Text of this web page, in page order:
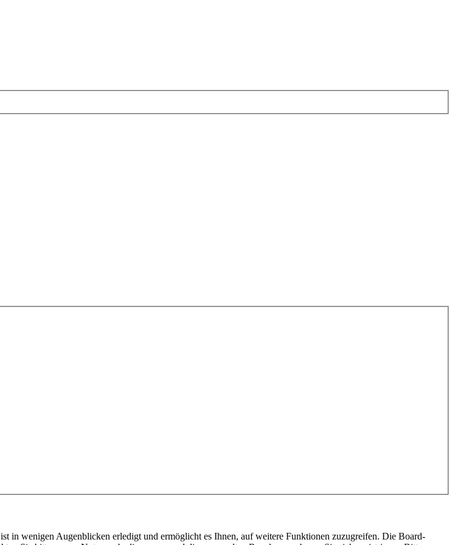
in wenigen Augenblicken erledigt und ermöglicht es Ihnen, auf weitere Funktionen zuzugreifen. Die Board-